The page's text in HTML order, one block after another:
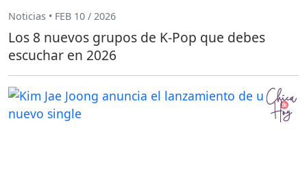
Noticias • FEB 10 / 2026
Los 8 nuevos grupos de K-Pop que debes
escuchar en 2026